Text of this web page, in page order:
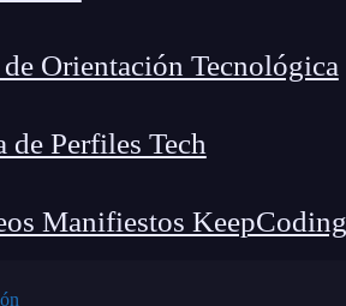
de Orientación Tecnológica
de Perfiles Tech
Manifiestos KeepCoding